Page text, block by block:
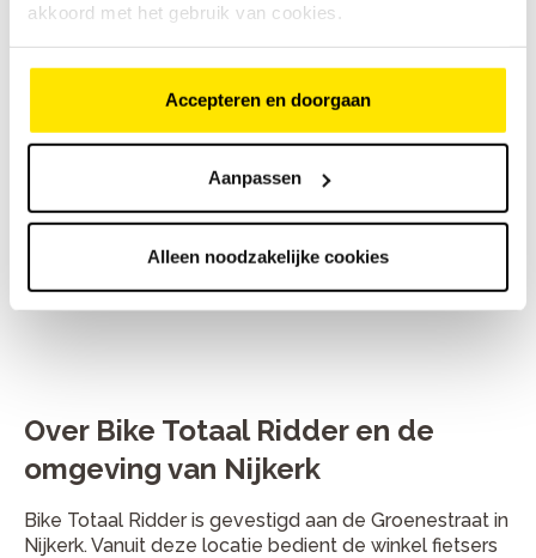
akkoord met het gebruik van cookies.
Accepteren en doorgaan
Aanpassen
Alleen noodzakelijke cookies
Trek Style
€399,-
Bike Totaal Ridder
€399,-
< 3 4 5 >
Over Bike Totaal Ridder en de
omgeving van Nijkerk
Bike Totaal Ridder is gevestigd aan de Groenestraat in
Nijkerk. Vanuit deze locatie bedient de winkel fietsers